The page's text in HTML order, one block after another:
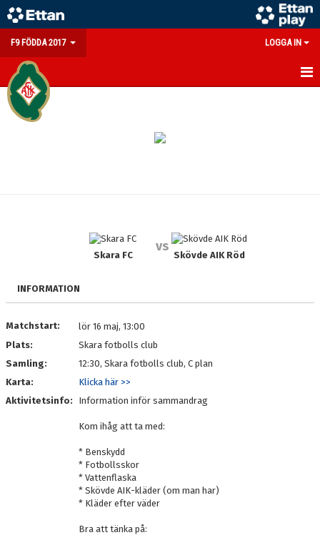
F9 FÖDDA 2017 LOGGA IN
HEM
DOKUMENT
Skara FC
vs
Skövde AIK Röd
INFORMATION
Matchstart:
lör 16 maj, 13:00
Plats:
Skara fotbolls club
Samling:
12:30, Skara fotbolls club, C plan
Karta:
Klicka här >>
Aktivitetsinfo:
Information inför sammandrag
Kom ihåg att ta med:
* Benskydd
* Fotbollsskor
* Vattenflaska
* Skövde AIK-kläder (om man har)
* Kläder efter väder
Bra att tänka på: